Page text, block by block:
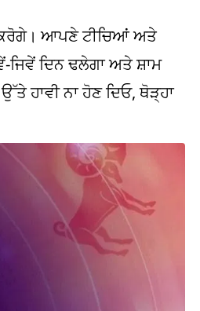
ਕਰੋਗੇ। ਆਪਣੇ ਟੀਚਿਆਂ ਅਤੇ
ਜਿਵੇਂ ਦਿਨ ਢਲੇਗਾ ਅਤੇ ਸ਼ਾਮ
ਹਾਵੀ ਨਾ ਹੋਣ ਦਿਓ, ਥੋੜ੍ਹਾ